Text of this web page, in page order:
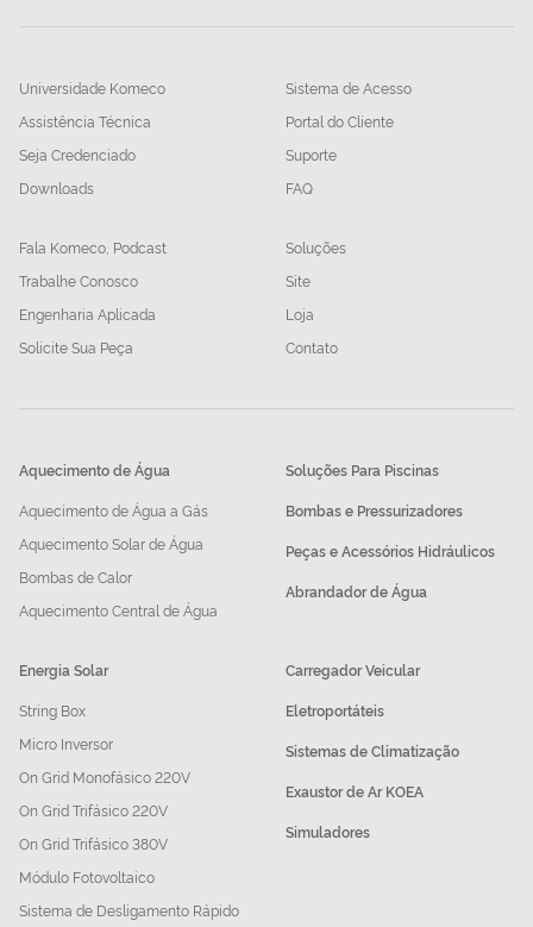
Universidade Komeco
Assistência Técnica
Seja Credenciado
Downloads
Sistema de Acesso
Portal do Cliente
Suporte
FAQ
Fala Komeco, Podcast
Trabalhe Conosco
Engenharia Aplicada
Solicite Sua Peça
Soluções
Site
Loja
Contato
Aquecimento de Água
Aquecimento de Água a Gás
Aquecimento Solar de Água
Bombas de Calor
Aquecimento Central de Água
Soluções Para Piscinas
Bombas e Pressurizadores
Peças e Acessórios Hidráulicos
Abrandador de Água
Energia Solar
String Box
Micro Inversor
On Grid Monofásico 220V
On Grid Trifásico 220V
On Grid Trifásico 380V
Módulo Fotovoltaico
Sistema de Desligamento Rápido
Carregador Veicular
Eletroportáteis
Sistemas de Climatização
Exaustor de Ar KOEA
Simuladores